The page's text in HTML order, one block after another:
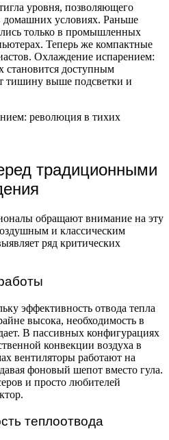
уровня, позволяющего
домашних условиях. Раньше
только в промышленных
Теперь же компактные
Охлаждение испарением:
становится доступным
тишину выше подсветки и
традиционными
обращают внимание на эту
и классическим
ряд критических
эффективность отвода тепла
высока, необходимость в
В пассивных конфигурациях
конвекции воздуха в
вентиляторы работают на
фоновый шепот вместо гула.
и просто любителей
теплоотвода